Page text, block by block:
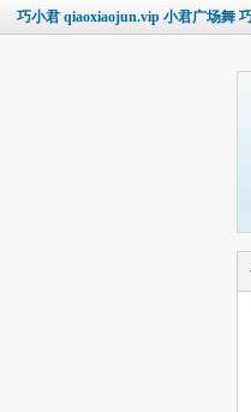
巧小君 qiaoxiaojun.vip 小君广场舞